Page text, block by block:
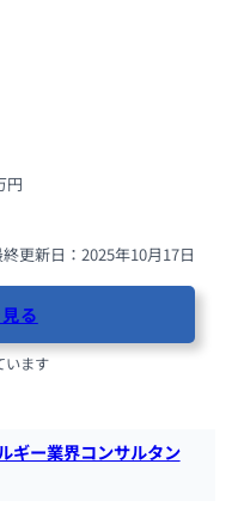
円
更新日：2025年10月17日
る
います
ギー業界コンサルタン